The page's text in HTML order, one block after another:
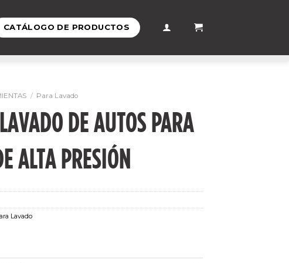
CATÁLOGO DE PRODUCTOS
/ Para Lavado
DE AUTOS PARA
ALTA PRESIÓN
Lavado